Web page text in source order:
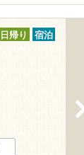
日帰り 宿泊